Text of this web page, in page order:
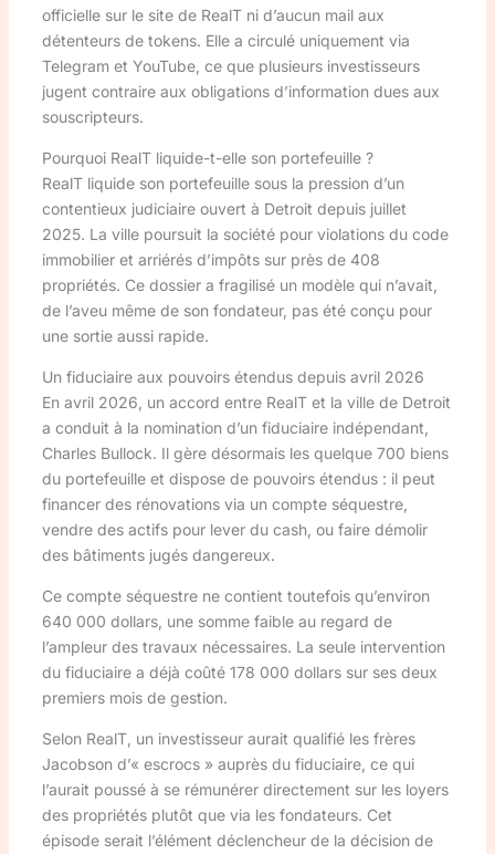
officielle sur le site de RealT ni d’aucun mail aux
détenteurs de tokens. Elle a circulé uniquement via
Telegram et YouTube, ce que plusieurs investisseurs
jugent contraire aux obligations d’information dues aux
souscripteurs.
Pourquoi RealT liquide-t-elle son portefeuille ?
RealT liquide son portefeuille sous la pression d’un
contentieux judiciaire ouvert à Detroit depuis juillet
2025. La ville poursuit la société pour violations du code
immobilier et arriérés d’impôts sur près de 408
propriétés. Ce dossier a fragilisé un modèle qui n’avait,
de l’aveu même de son fondateur, pas été conçu pour
une sortie aussi rapide.
Un fiduciaire aux pouvoirs étendus depuis avril 2026
En avril 2026, un accord entre RealT et la ville de Detroit
a conduit à la nomination d’un fiduciaire indépendant,
Charles Bullock. Il gère désormais les quelque 700 biens
du portefeuille et dispose de pouvoirs étendus : il peut
financer des rénovations via un compte séquestre,
vendre des actifs pour lever du cash, ou faire démolir
des bâtiments jugés dangereux.
Ce compte séquestre ne contient toutefois qu’environ
640 000 dollars, une somme faible au regard de
l’ampleur des travaux nécessaires. La seule intervention
du fiduciaire a déjà coûté 178 000 dollars sur ses deux
premiers mois de gestion.
Selon RealT, un investisseur aurait qualifié les frères
Jacobson d’« escrocs » auprès du fiduciaire, ce qui
l’aurait poussé à se rémunérer directement sur les loyers
des propriétés plutôt que via les fondateurs. Cet
épisode serait l’élément déclencheur de la décision de